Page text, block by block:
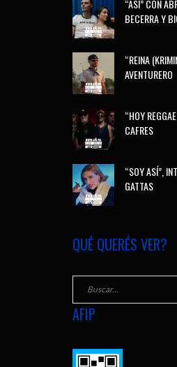
“ASÍ” CON
BECERRA Y
“REINA
AVENTURERO
“HOY
CAFRES
“SOY ASÍ”,
GATTAS
QUÉ QUERÉS VER?
AFIP